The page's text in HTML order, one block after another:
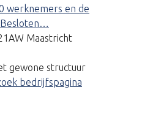
werknemers en de
Besloten…
Maastricht
gewone structuur
bedrijfspagina